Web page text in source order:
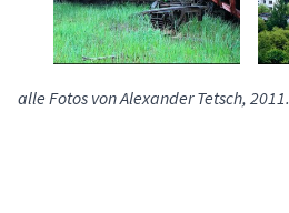
alle Fotos von Alexander Tetsch, 2011.